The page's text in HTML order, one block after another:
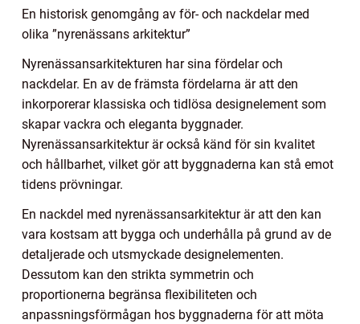
En historisk genomgång av för- och nackdelar med
olika ”nyrenässans arkitektur”
Nyrenässansarkitekturen har sina fördelar och
nackdelar. En av de främsta fördelarna är att den
inkorporerar klassiska och tidlösa designelement som
skapar vackra och eleganta byggnader.
Nyrenässansarkitektur är också känd för sin kvalitet
och hållbarhet, vilket gör att byggnaderna kan stå emot
tidens prövningar.
En nackdel med nyrenässansarkitektur är att den kan
vara kostsam att bygga och underhålla på grund av de
detaljerade och utsmyckade designelementen.
Dessutom kan den strikta symmetrin och
proportionerna begränsa flexibiliteten och
anpassningsförmågan hos byggnaderna för att möta